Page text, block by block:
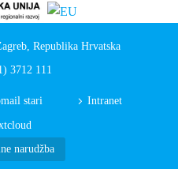
Republika Hrvatska
3712 111
stari Intranet
narudžba